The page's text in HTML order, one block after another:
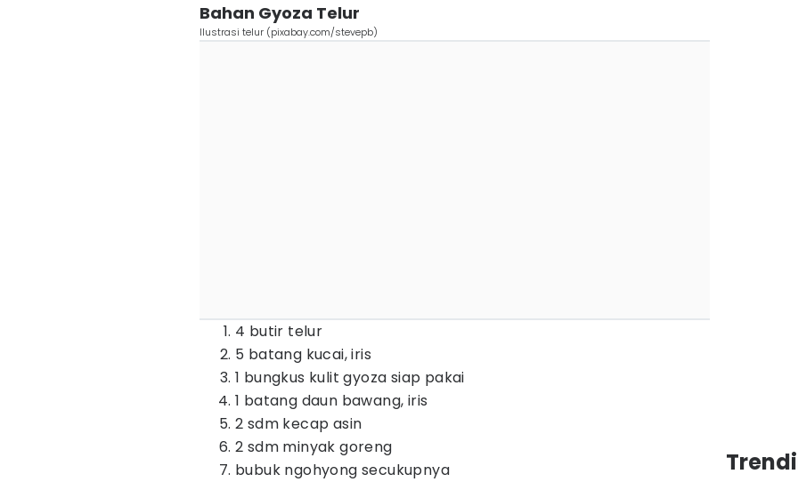
Bahan Gyoza Telur
Ilustrasi telur (pixabay.com/stevepb)
4 butir telur
5 batang kucai, iris
1 bungkus kulit gyoza siap pakai
1 batang daun bawang, iris
2 sdm kecap asin
2 sdm minyak goreng
bubuk ngohyong secukupnya